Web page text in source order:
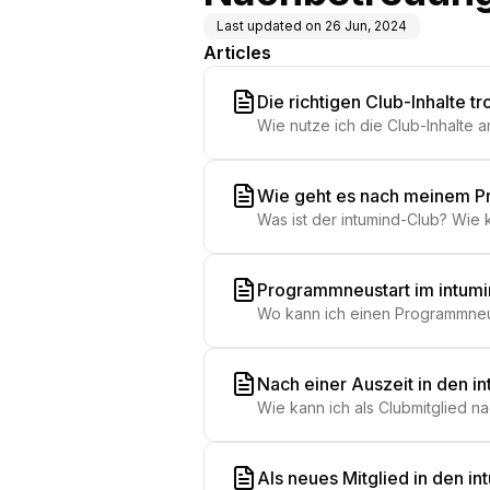
Last updated on 26 Jun, 2024
Articles
Die richtigen Club-Inhalte
Wie nutze ich die Club-Inhalte
Wie geht es nach meinem
Was ist der intumind-Club?
Programmneustart im
Wo kann ich einen
Nach einer Auszeit in den
Wie kann ich als Clubmitglied
Als neues Mitglied in den